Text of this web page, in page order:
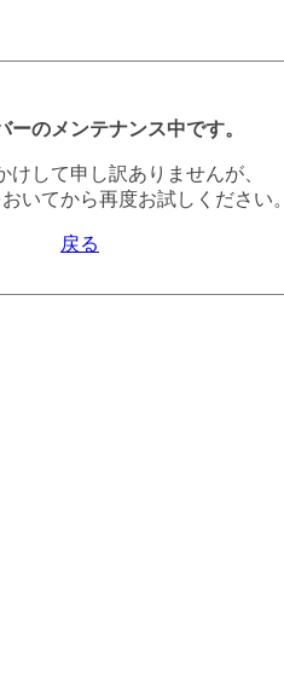
ーのメンテナンス中です。
けして申し訳ありませんが、
いてから再度お試しください。
戻る